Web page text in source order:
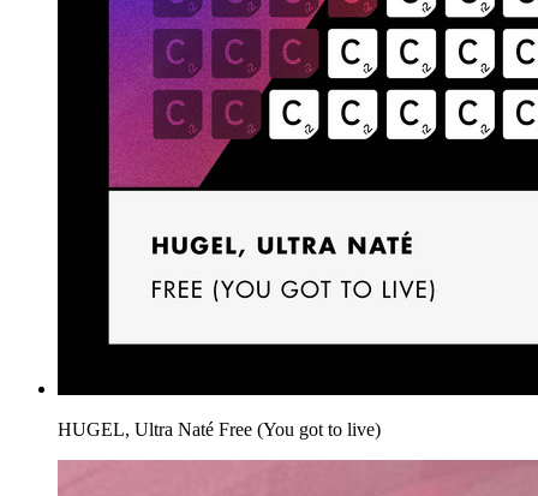
HUGEL, Ultra Naté Free (You got to live)